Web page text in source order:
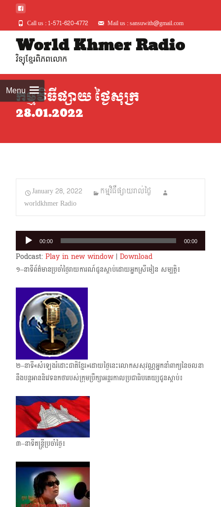
Call us : 1-571-620-4772 Mail us : sansuwith@gmail.com
World Khmer Radio
វិទ្យុខ្មែរពិភពលោក
Menuកម្មវិធីផ្សាយ ថ្ងៃសុក្រ
28.01.2022
January 28, 2022
កម្មវិធីផ្សាយរាល់ថ្ងៃ
worldkhmer Radio
Audio
Player
00:00 00:00
Podcast: Play in new window| Download
១–នាទីព័ត៌មានប្រចាំថ្ងៃរាយការណ៍ជូនស្តាប់ដោយអ្នកស្រីមៀន សម្បត្តិ៖
២–នាទី«សំឡេងរំដោះជាតិខ្មែរ»ដោយថ្ងៃនេះលោកសសុវណ្ណអ្នកនាំពាក្យនៃចលនា
នឹងបន្តអាន​និវេទនក​ថា​របស់ក្រុមប្រឹក្សាអន្តរកាលប្រជាធិបតេយ្យជូនស្តាប់៖
៣–នាទីតន្ត្រីប្រចាំថ្ងៃ៖